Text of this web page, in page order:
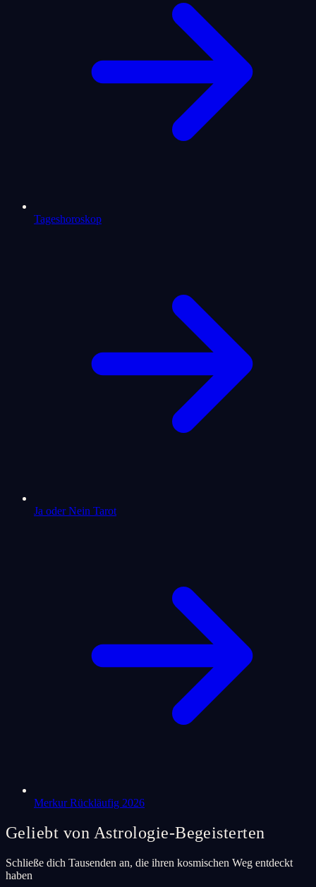
Tageshoroskop
Ja oder Nein Tarot
Merkur Rückläufig 2026
Geliebt von Astrologie-Begeisterten
Schließe dich Tausenden an, die ihren kosmischen Weg entdeckt
haben